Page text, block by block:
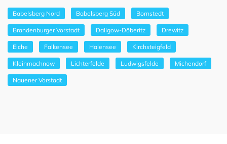
Babelsberg Nord Babelsberg Süd Bornstedt
Brandenburger Vorstadt Dallgow-Döberitz Drewitz
Eiche Falkensee Halensee Kirchsteigfeld
Kleinmachnow Lichterfelde Ludwigsfelde Michendorf
Nauener Vorstadt